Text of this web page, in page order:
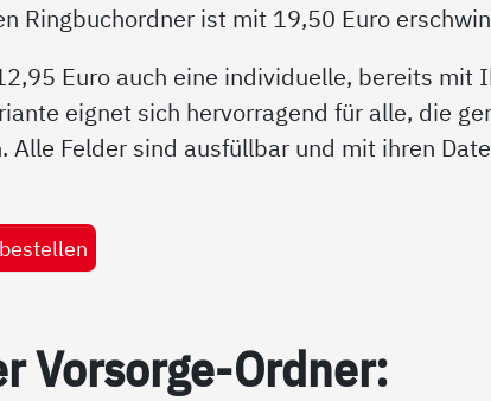
Ringbuchordner ist mit 19,50 Euro
Euro auch eine individuelle, bereits mit
eignet sich hervorragend für alle, die
Alle Felder sind ausfüllbar und mit ihren
Vor­sor­ge-Ord­ner: